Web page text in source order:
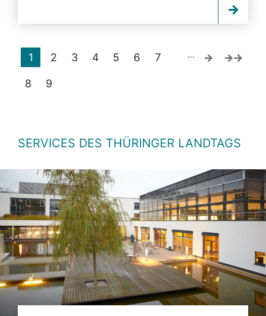
1 2 3 4 5 6 7
8 9
…
SERVICES DES THÜRINGER LANDTAGS